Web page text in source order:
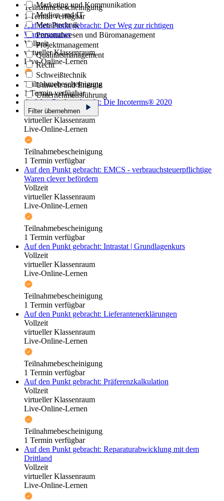
Marketing und Kommunikation
Medien und IT
Metalltechnik
Personalwesen und Büromanagement
Projektmanagement
Qualitätsmanagement
Recht
Schweißtechnik
Umwelt und Energie
Unternehmensführung
Filter übernehmen
Teilnahmebescheinigung
1 Termin verfügbar
Auf den Punkt gebracht: Der Weg zur richtigen
Warennummer
Vollzeit
virtueller Klassenraum
Live-Online-Lernen
Teilnahmebescheinigung
1 Termin verfügbar
Auf den Punkt gebracht: Die Incoterms® 2020
Vollzeit
virtueller Klassenraum
Live-Online-Lernen
Teilnahmebescheinigung
1 Termin verfügbar
Auf den Punkt gebracht: EMCS - verbrauchsteuerpflichtige
Waren clever befördern
Vollzeit
virtueller Klassenraum
Live-Online-Lernen
Teilnahmebescheinigung
1 Termin verfügbar
Auf den Punkt gebracht: Intrastat | Grundlagenkurs
Vollzeit
virtueller Klassenraum
Live-Online-Lernen
Teilnahmebescheinigung
1 Termin verfügbar
Auf den Punkt gebracht: Lieferantenerklärungen
Vollzeit
virtueller Klassenraum
Live-Online-Lernen
Teilnahmebescheinigung
1 Termin verfügbar
Auf den Punkt gebracht: Präferenzkalkulation
Vollzeit
virtueller Klassenraum
Live-Online-Lernen
Teilnahmebescheinigung
1 Termin verfügbar
Auf den Punkt gebracht: Reparaturabwicklung mit dem
Drittland
Vollzeit
virtueller Klassenraum
Live-Online-Lernen